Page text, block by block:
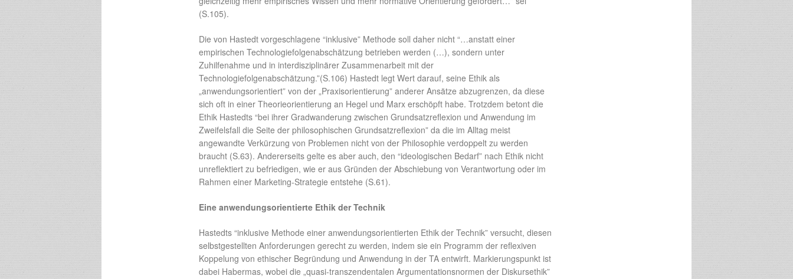
(S.105).
Die von Hastedt vorgeschlagene “inklusive” Methode soll daher nicht “…anstatt einer
empirischen Technologiefolgenabschätzung betrieben werden (…), sondern unter
Zuhilfenahme und in interdisziplinärer Zusammenarbeit mit der
Technologiefolgenabschätzung.”(S.106) Hastedt legt Wert darauf, seine Ethik als
„anwendungsorientiert” von der „Praxisorientierung” anderer Ansätze abzugrenzen, da diese
sich oft in einer Theorieorientierung an Hegel und Marx erschöpft habe. Trotzdem betont die
Ethik Hastedts “bei ihrer Gradwanderung zwischen Grundsatzreflexion und Anwendung im
Zweifelsfall die Seite der philosophischen Grundsatzreflexion” da die im Alltag meist
angewandte Verkürzung von Problemen nicht von der Philosophie verdoppelt zu werden
braucht (S.63). Andererseits gelte es aber auch, den “ideologischen Bedarf” nach Ethik nicht
unreflektiert zu befriedigen, wie er aus Gründen der Abschiebung von Verantwortung oder im
Rahmen einer Marketing-Strategie entstehe (S.61).
Eine anwendungsorientierte Ethik der Technik
Hastedts “inklusive Methode einer anwendungsorientierten Ethik der Technik” versucht, diesen
selbstgestellten Anforderungen gerecht zu werden, indem sie ein Programm der reflexiven
Koppelung von ethischer Begründung und Anwendung in der TA entwirft. Markierungspunkt ist
dabei Habermas, wobei die „quasi-transzendentalen Argumentationsnormen der Diskursethik”